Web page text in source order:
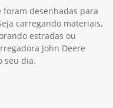
foram desenhadas para
carregando materiais,
estradas ou
John Deere
seu dia.